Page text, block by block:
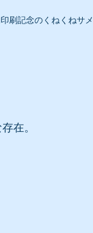
刷記念のくねくねサメ
在。